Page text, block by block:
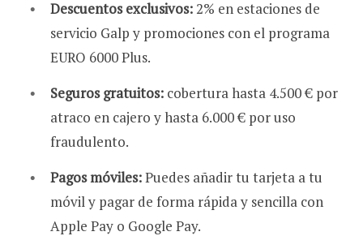
Descuentos exclusivos: 2% en estaciones de
servicio Galp y promociones con el programa
EURO 6000 Plus.
Seguros gratuitos: cobertura hasta 4.500 € por
atraco en cajero y hasta 6.000 € por uso
fraudulento.
Pagos móviles:Puedes añadir tu tarjeta a tu
móvil y pagar de forma rápida y sencilla con
Apple Pay o Google Pay.